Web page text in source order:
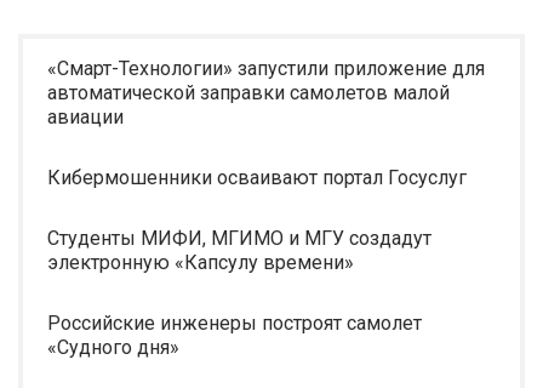
«Смарт-Технологии» запустили приложение для
автоматической заправки самолетов малой
авиации
Кибермошенники осваивают портал Госуслуг
Студенты МИФИ, МГИМО и МГУ создадут
электронную «Капсулу времени»
Российские инженеры построят самолет
«Судного дня»